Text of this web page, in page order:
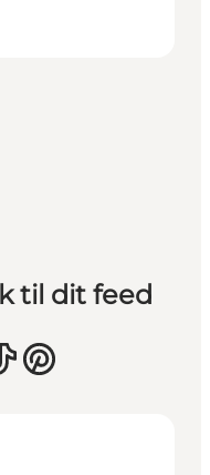
til dit feed